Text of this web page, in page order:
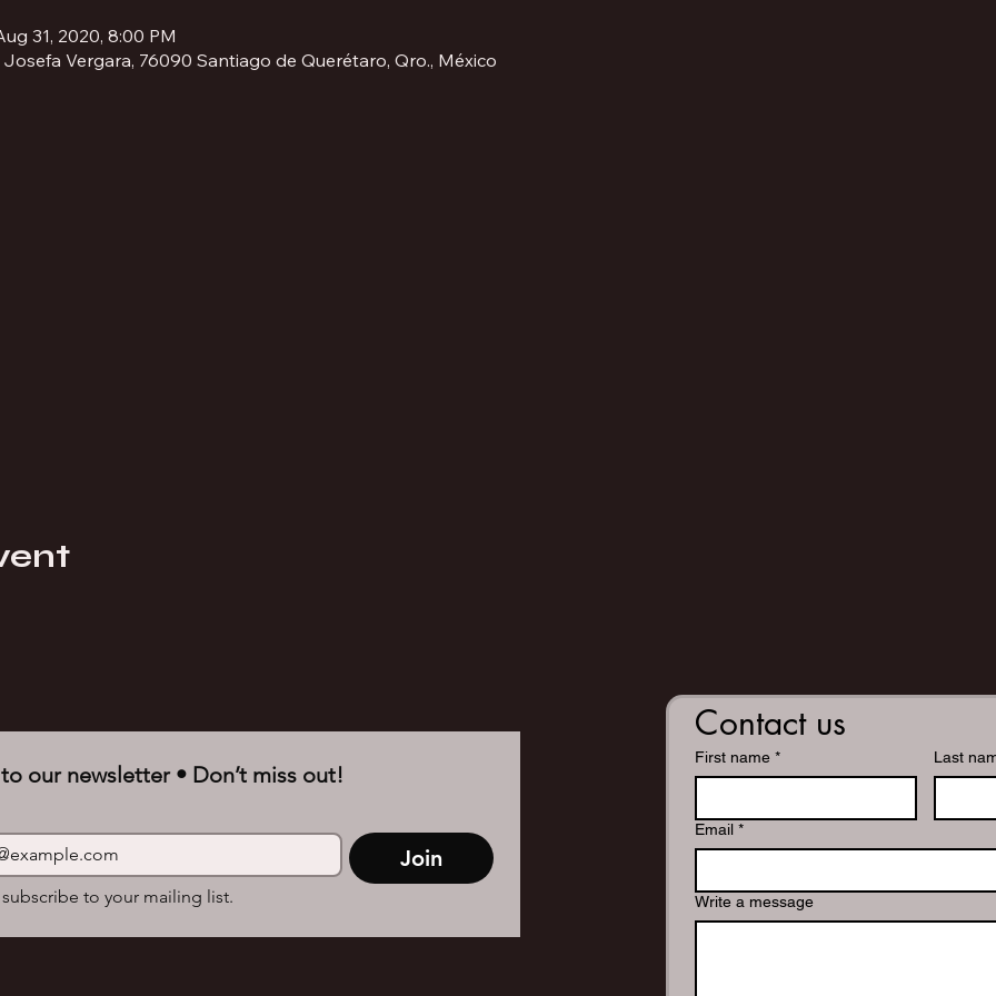
31, 2020, 8:00 PM
Josefa Vergara, 76090 Santiago de Querétaro, Qro., México
our newsletter • Don’t miss out!
Join
to your mailing list.
Contact us
First name * Last
Email *
Write a message